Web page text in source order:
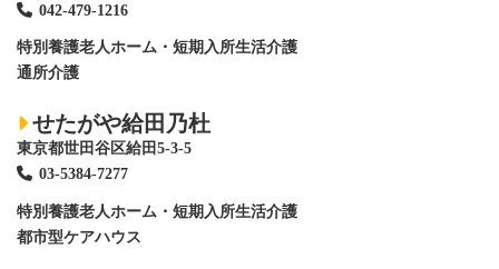
042-479-1216
特別養護老人ホーム ・短期入所生活介護
通所介護
せたがや給田乃杜
東京都世田谷区給田5-3-5
03-5384-7277
特別養護老人ホーム ・短期入所生活介護
都市型ケアハウス